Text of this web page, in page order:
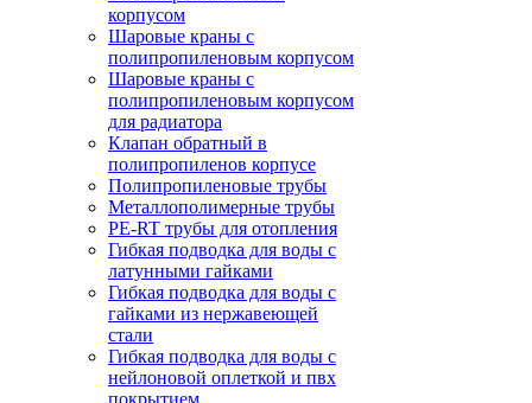
корпусом
Шаровые краны с
полипропиленовым корпусом
Шаровые краны с
полипропиленовым корпусом
для радиатора
Клапан обратный в
полипропиленов корпусе
Полипропиленовые трубы
Металлополимерные трубы
PE-RT трубы для отопления
Гибкая подводка для воды с
латунными гайками
Гибкая подводка для воды с
гайками из нержавеющей
стали
Гибкая подводка для воды с
нейлоновой оплеткой и пвх
покрытием